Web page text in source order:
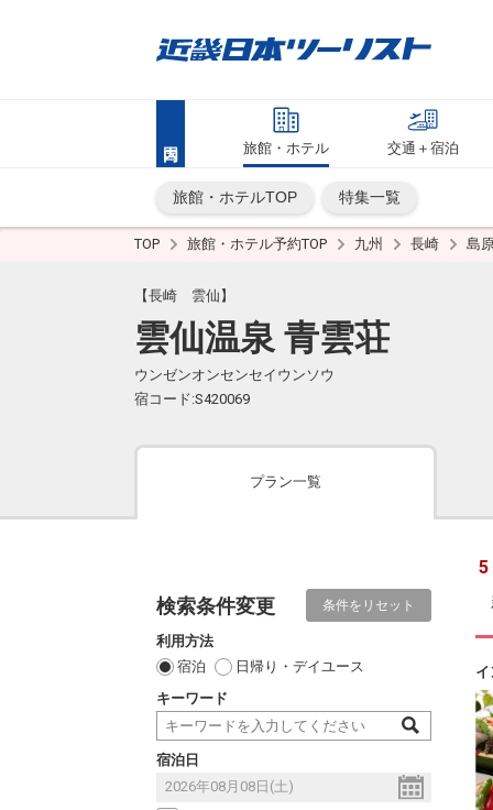
旅館・ホテル 交通＋宿泊
旅館・ホテルTOP 特集一覧
TOP 旅館・ホテル予約TOP 九州 長崎 島
【長崎 雲仙】
雲仙温泉 青雲荘
ウンゼンオンセンセイウンソウ
宿コード:S420069
プラン一覧
検索条件変更 条件をリセット
利用方法
宿泊
日帰り・デイユース
キーワード
宿泊日
5